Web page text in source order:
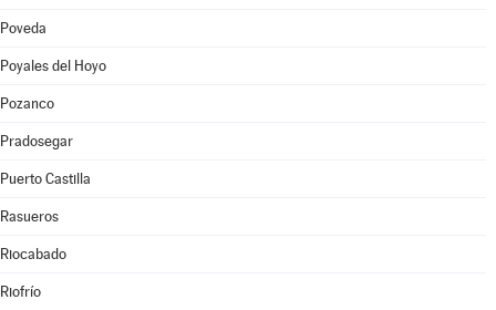
Poveda
Poyales del Hoyo
Pozanco
Pradosegar
Puerto Castilla
Rasueros
Riocabado
Riofrío